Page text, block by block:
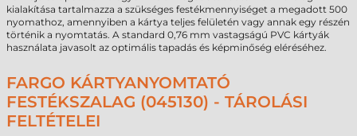
kialakítása tartalmazza a szükséges festékmennyiséget a megadott 500
nyomathoz, amennyiben a kártya teljes felületén vagy annak egy részén
történik a nyomtatás. A standard 0,76 mm vastagságú PVC kártyák
használata javasolt az optimális tapadás és képminőség eléréséhez.
FARGO KÁRTYANYOMTATÓ
FESTÉKSZALAG (045130) - TÁROLÁSI
FELTÉTELEI